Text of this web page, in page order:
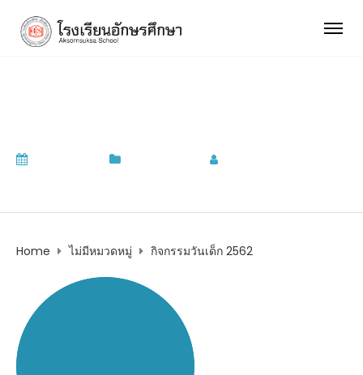
Home ไม่มีหมวดหมู่ กิจกรรมวันเด็ก 2562